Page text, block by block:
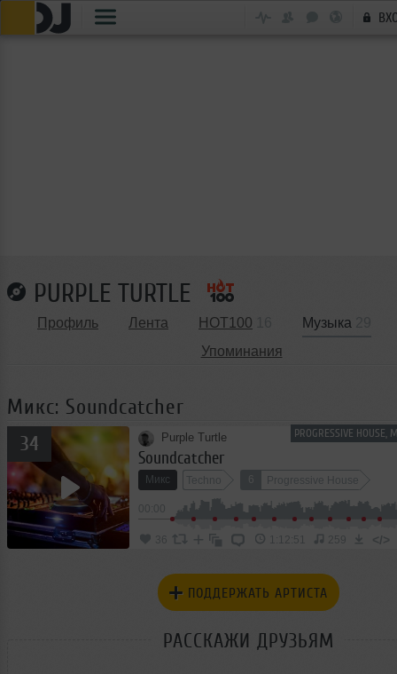
PURPLE TURTLE
Профиль Лента HOT100 Музыка
Упоминания
Микс: Soundcatcher
PROGRESSIVE
34 Purple Turtle
Soundcatcher
Микс Techno 6 Progressive House
36 1:12:51 259 </>
ПОДДЕРЖАТЬ АРТИСТА
РАССКАЖИ ДРУЗЬЯМ